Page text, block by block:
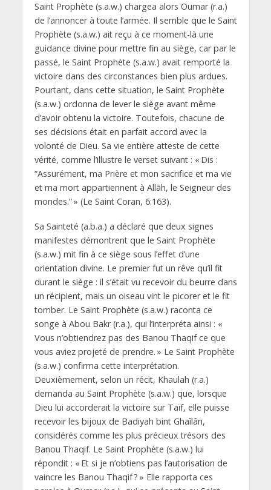
Saint Prophète (s.a.w.) chargea alors Oumar (r.a.)
de l’annoncer à toute l’armée. Il semble que le Saint
Prophète (s.a.w.) ait reçu à ce moment-là une
guidance divine pour mettre fin au siège, car par le
passé, le Saint Prophète (s.a.w.) avait remporté la
victoire dans des circonstances bien plus ardues.
Pourtant, dans cette situation, le Saint Prophète
(s.a.w.) ordonna de lever le siège avant même
d’avoir obtenu la victoire. Toutefois, chacune de
ses décisions était en parfait accord avec la
volonté de Dieu. Sa vie entière atteste de cette
vérité, comme l’illustre le verset suivant : « Dis :
“Assurément, ma Prière et mon sacrifice et ma vie
et ma mort appartiennent à Allāh, le Seigneur des
mondes.” » (Le Saint Coran, 6:163).
Sa Sainteté (a.b.a.) a déclaré que deux signes
manifestes démontrent que le Saint Prophète
(s.a.w.) mit fin à ce siège sous l’effet d’une
orientation divine. Le premier fut un rêve qu’il fit
durant le siège : il s’était vu recevoir du beurre dans
un récipient, mais un oiseau vint le picorer et le fit
tomber. Le Saint Prophète (s.a.w.) raconta ce
songe à Abou Bakr (r.a.), qui l’interpréta ainsi : «
Vous n’obtiendrez pas des Banou Thaqif ce que
vous aviez projeté de prendre. » Le Saint Prophète
(s.a.w.) confirma cette interprétation.
Deuxièmement, selon un récit, Khaulah (r.a.)
demanda au Saint Prophète (s.a.w.) que, lorsque
Dieu lui accorderait la victoire sur Taïf, elle puisse
recevoir les bijoux de Badiyah bint Ghaîlân,
considérés comme les plus précieux trésors des
Banou Thaqif. Le Saint Prophète (s.a.w.) lui
répondit : « Et si je n’obtiens pas l’autorisation de
vaincre les Banou Thaqif ? » Elle rapporta ces